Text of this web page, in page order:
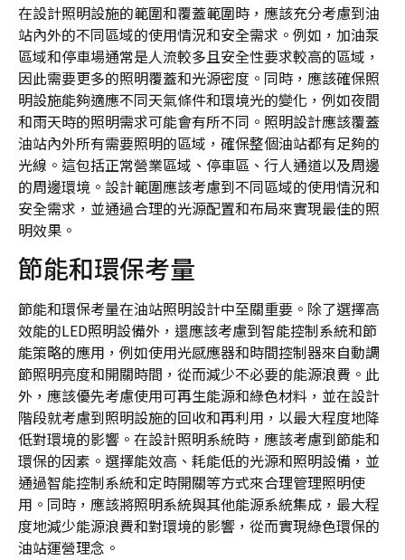
在設計照明設施的範圍和覆蓋範圍時，應該充分考慮到油
站內外的不同區域的使用情況和安全需求。例如，加油泵
區域和停車場通常是人流較多且安全性要求較高的區域，
因此需要更多的照明覆蓋和光源密度。同時，應該確保照
明設施能夠適應不同天氣條件和環境光的變化，例如夜間
和雨天時的照明需求可能會有所不同。照明設計應該覆蓋
油站內外所有需要照明的區域，確保整個油站都有足夠的
光線。這包括正常營業區域、停車區、行人通道以及周邊
的周邊環境。設計範圍應該考慮到不同區域的使用情況和
安全需求，並通過合理的光源配置和布局來實現最佳的照
明效果。
節能和環保考量
節能和環保考量在油站照明設計中至關重要。除了選擇高
效能的LED照明設備外，還應該考慮到智能控制系統和節
能策略的應用，例如使用光感應器和時間控制器來自動調
節照明亮度和開關時間，從而減少不必要的能源浪費。此
外，應該優先考慮使用可再生能源和綠色材料，並在設計
階段就考慮到照明設施的回收和再利用，以最大程度地降
低對環境的影響。在設計照明系統時，應該考慮到節能和
環保的因素。選擇能效高、耗能低的光源和照明設備，並
通過智能控制系統和定時開關等方式來合理管理照明使
用。同時，應該將照明系統與其他能源系統集成，最大程
度地減少能源浪費和對環境的影響，從而實現綠色環保的
油站運營理念。